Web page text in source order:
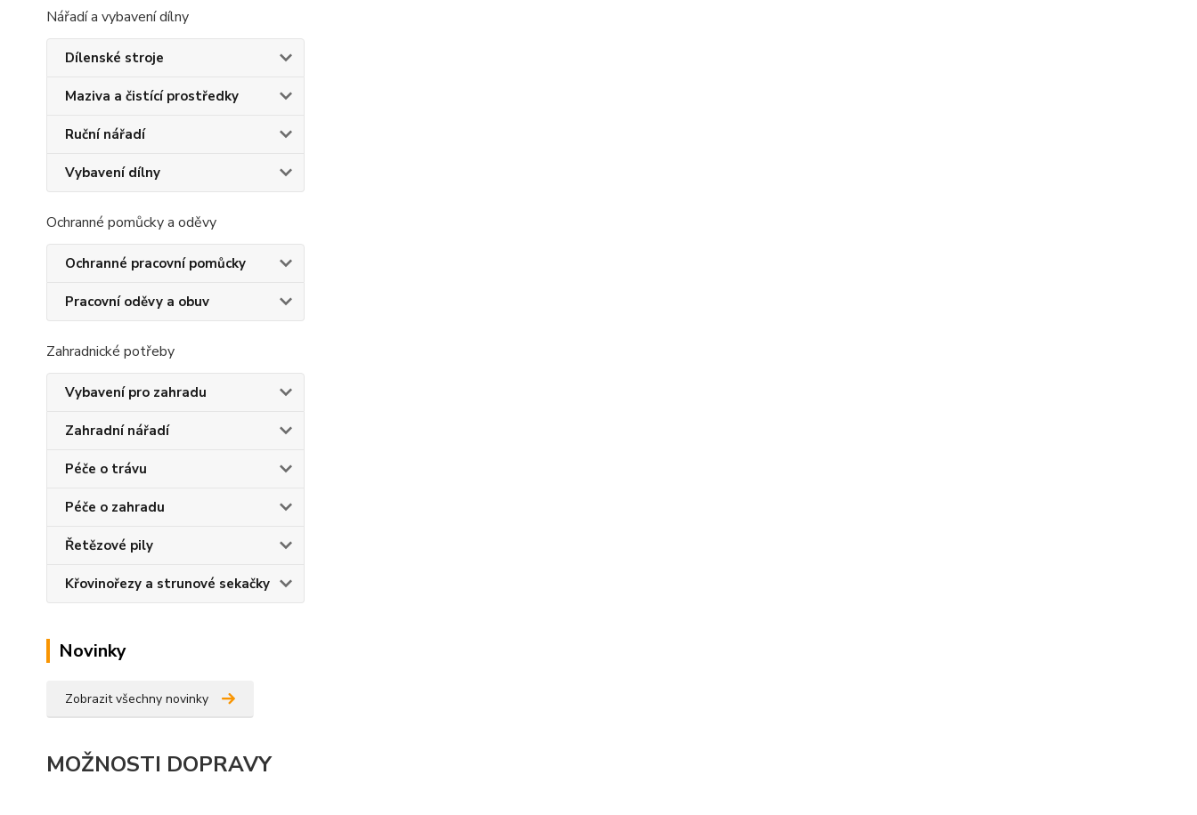
Nářadí a vybavení dílny
Dílenské stroje
Maziva a čistící prostředky
Ruční nářadí
Vybavení dílny
Ochranné pomůcky a oděvy
Ochranné pracovní pomůcky
Pracovní oděvy a obuv
Zahradnické potřeby
Vybavení pro zahradu
Zahradní nářadí
Péče o trávu
Péče o zahradu
Řetězové pily
Křovinořezy a strunové sekačky
Novinky
Zobrazit všechny novinky
MOŽNOSTI DOPRAVY